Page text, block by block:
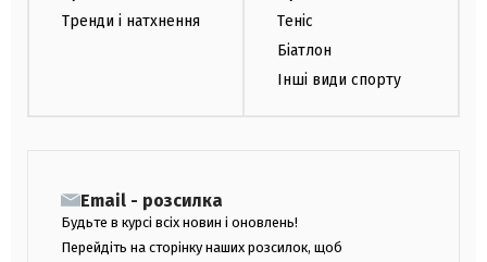
Тренди і натхнення
Теніс
Біатлон
Інші види спорту
Email - розсилка
Будьте в курсі всіх новин і оновлень!
Перейдіть на сторінку наших розсилок, щоб